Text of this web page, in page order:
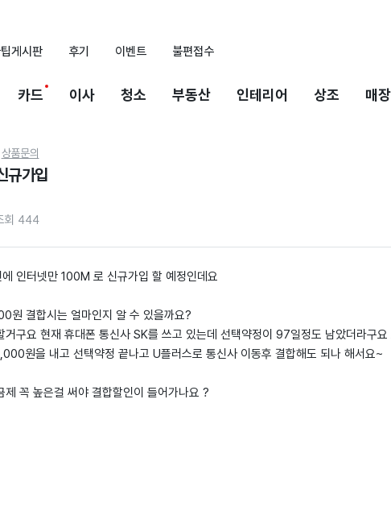
게시판 후기 이벤트 불편접수
카드 이사 청소 부동산 인테리어 상조 매
상품문의
가입
회 444
인터넷만 100M 로 신규가입 할 예정인데요
원 결합시는 얼마인지 알 수 있을까요?
거구요 현재 휴대폰 통신사 SK를 쓰고 있는데 선택약정이 97일정도 남았더라구
원을 내고 선택약정 끝나고 U플러스로 통신사 이동후 결합해도 되나 해서요~
제 꼭 높은걸 써야 결합할인이 들어가나요 ?